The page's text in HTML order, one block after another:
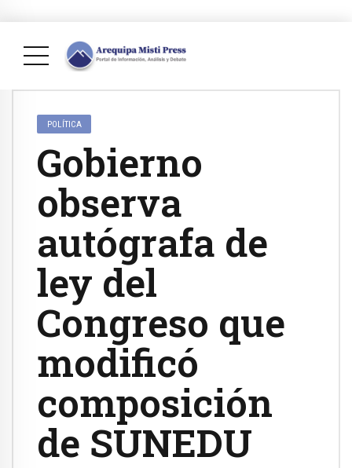
POLÍTICA
Gobierno
observa
autógrafa de
ley del
Congreso que
modificó
composición
de SUNEDU